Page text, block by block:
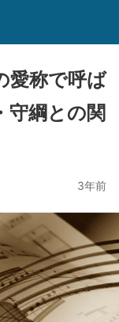
愛称で呼ば
守綱との関
3年前